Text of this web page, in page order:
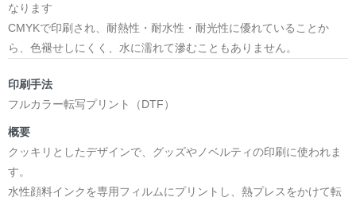
なります
CMYKで印刷され、耐熱性・耐水性・耐光性に優れていることか
ら、色褪せしにくく、水に濡れて滲むこともありません。
印刷手法
フルカラー転写プリント（DTF）
概要
クッキリとしたデザインで、グッズやノベルティの印刷に使われま
す。
水性顔料インクを専用フィルムにプリントし、熱プレスをかけて転